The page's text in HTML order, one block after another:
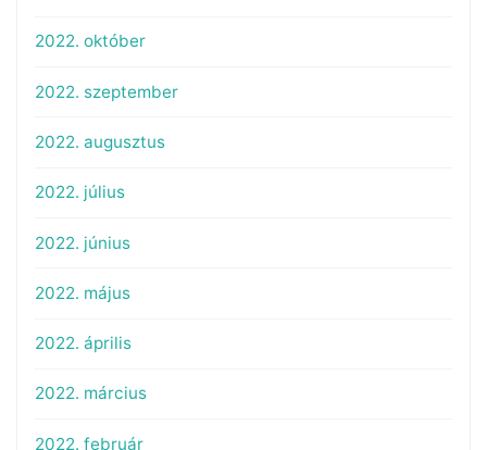
2022. október
2022. szeptember
2022. augusztus
2022. július
2022. június
2022. május
2022. április
2022. március
2022. február